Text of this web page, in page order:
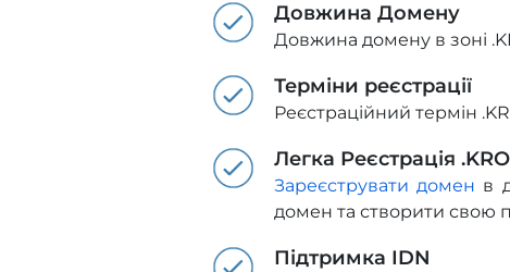
Довжина Домену
Довжина домену в зоні
Терміни реєстрації
Реєстраційний термін
Легка Реєстрація
Зареєструвати домен в
домен та створити свою
Підтримка IDN